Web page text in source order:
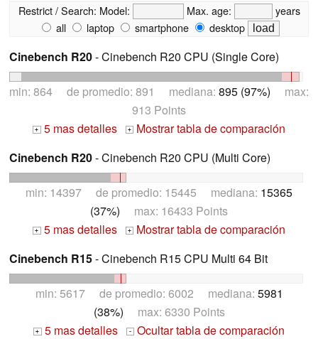
Restrict / Search: Model: Max. age:
years
all
laptop smartphone desktop
Cinebench R20- Cinebench R20 CPU (Single Core)
min: 864 de promedio: 891 mediana: 895 (97%) max:
913 Points
+ 5 mas detalles +
Mostrar tabla de comparación
Cinebench R20- Cinebench R20 CPU (Multi Core)
min: 14397 de promedio: 15445 mediana: 15365
(37%) max: 16433 Points
+ 5 mas detalles +
Mostrar tabla de comparación
Cinebench R15- Cinebench R15 CPU Multi 64 Bit
min: 5617 de promedio: 6002 mediana: 5981
(38%) max: 6330 Points
+ 5 mas detalles - Ocultar tabla de comparación